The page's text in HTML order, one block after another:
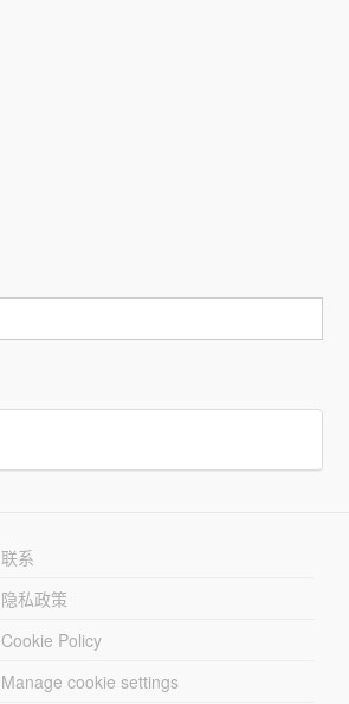
联系
隐私政策
Cookie Policy
Manage cookie settings